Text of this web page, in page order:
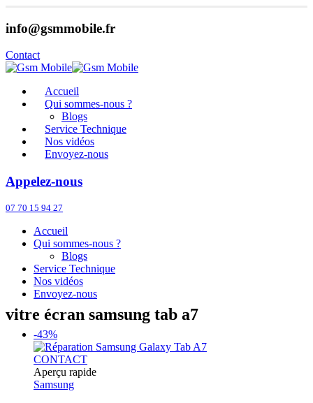
info@gsmmobile.fr
Contact
Accueil
Qui sommes-nous ?
Blogs
Service Technique
Nos vidéos
Envoyez-nous
Appelez-nous
07 70 15 94 27
Accueil
Qui sommes-nous ?
Blogs
Service Technique
Nos vidéos
Envoyez-nous
vitre écran samsung tab a7
-43%
CONTACT
Aperçu rapide
Samsung